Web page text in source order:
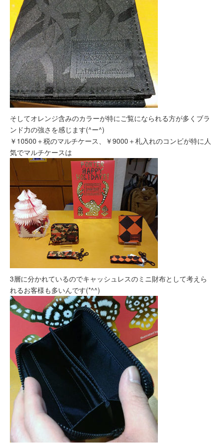
そしてオレンジ含みのカラーが特にご覧になられる方が多くブラ
ンド力の強さを感じます(^ー^)
￥10500＋税のマルチケース、￥9000＋札入れのコンビが特に人
気でマルチケースは
3層に分かれているのでキャッシュレスのミニ財布として考えら
れるお客様も多いんです(*^^)